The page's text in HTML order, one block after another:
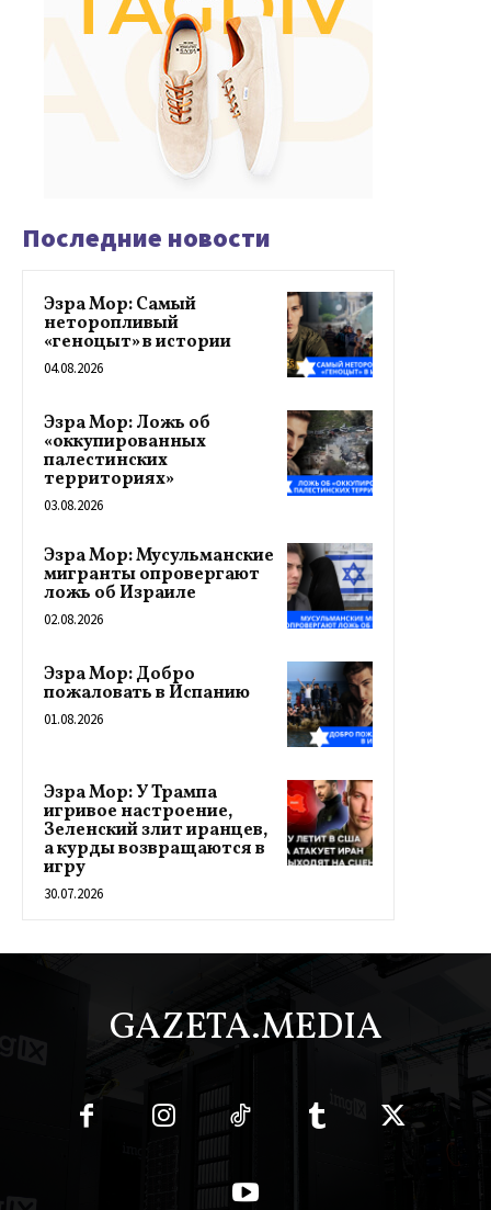
Последние новости
Эзра Мор: Самый
неторопливый
«геноцыт» в истории
04.08.2026
Эзра Мор: Ложь об
«оккупированных
палестинских
территориях»
03.08.2026
Эзра Мор: Мусульманские
мигранты опровергают
ложь об Израиле
02.08.2026
Эзра Мор: Добро
пожаловать в Испанию
01.08.2026
Эзра Мор: У Трампа
игривое настроение,
Зеленский злит иранцев,
а курды возвращаются в
игру
30.07.2026
GAZETA.MEDIA